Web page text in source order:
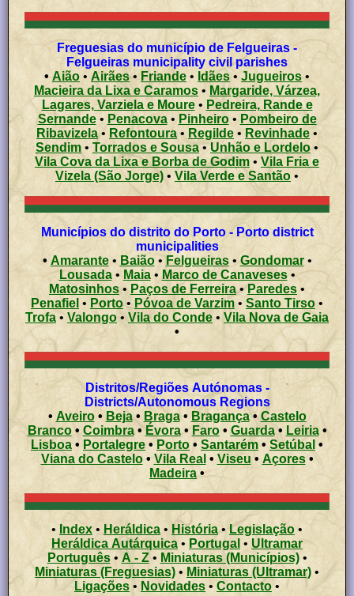
Freguesias do município de Felgueiras -
Felgueiras municipality civil parishes
• Aião • Airães• Friande • Idães• Jugueiros•
Macieira da Lixa e Caramos • Margaride, Várzea,
Lagares, Varziela e Moure• Pedreira, Rande e
Sernande• Penacova• Pinheiro• Pombeiro de
Ribavizela• Refontoura • Regilde • Revinhade •
Sendim • Torrados e Sousa•Unhão e Lordelo•
Vila Cova da Lixa e Borba de Godim • Vila Fria e
Vizela (São Jorge) • Vila Verde e Santão •
Municípios do distrito do Porto - Porto district
municipalities
• Amarante• Baião•Felgueiras•Gondomar•
Lousada• Maia•Marco de Canaveses•
Matosinhos• Paços de Ferreira•Paredes •
Penafiel • Porto • Póvoa de Varzim • Santo Tirso •
Trofa • Valongo • Vila do Conde • Vila Nova de Gaia
•
Distritos/Regiões Autónomas -
Districts/Autonomous Regions
• Aveiro• Beja• Braga• Bragança•Castelo
Branco• Coimbra• Évora• Faro• Guarda• Leiria•
Lisboa • Portalegre • Porto• Santarém • Setúbal •
Viana do Castelo• Vila Real • Viseu • Açores •
Madeira •
• Index • Heráldica • História •Legislação •
Heráldica Autárquica • Portugal • Ultramar
Português• A - Z• Miniaturas (Municípios)•
Miniaturas (Freguesias) • Miniaturas (Ultramar) •
Ligações • Novidades • Contacto •